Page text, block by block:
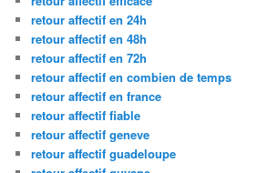
retour affectif en 24h
retour affectif en 48h
retour affectif en 72h
retour affectif en combien de temps
retour affectif en france
retour affectif fiable
retour affectif geneve
retour affectif guadeloupe